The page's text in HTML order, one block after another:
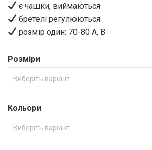
є чашки, виймаються
бретелі регулюються
розмір один: 70-80 А, В
Розміри
Кольори